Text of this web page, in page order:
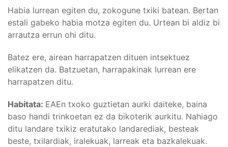
Habia lurrean egiten du, zokogune txiki batean. Bertan
estali gabeko habia motza egiten du. Urtean bi aldiz bi
arrautza errun ohi ditu.
Batez ere, airean harrapatzen dituen intsektuez
elikatzen da. Batzuetan, harrapakinak lurrean ere
harrapatzen ditu.
Habitata: EAEn txoko guztietan aurki daiteke, baina
baso handi trinkoetan ez da bikoterik aurkitu. Nahiago
ditu landare txikiz eratutako landarediak, besteak
beste, txilardiak, iralekuak, larreak eta bazkalekuak.